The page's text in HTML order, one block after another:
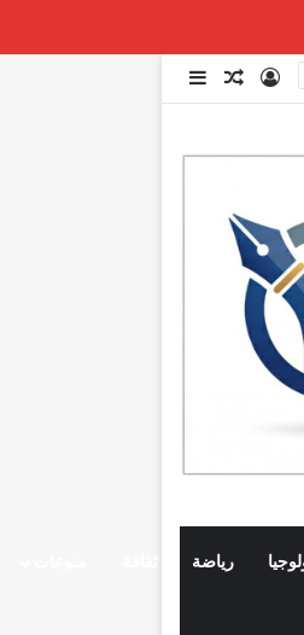
تسجيل الدخول
مقال عشوائي
إضافة عمود جانبي
رياضة